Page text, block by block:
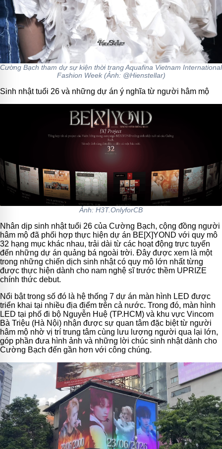
Cường Bạch tham dự sự kiện thời trang Aquafina Vietnam International
Fashion Week (Ảnh: @Hienstellar)
Sinh nhật tuổi 26 và những dự án ý nghĩa từ người hâm mộ
Ảnh: H3T.OnlyforCB
Nhân dịp sinh nhật tuổi 26 của Cường Bạch, cộng đồng người
hâm mộ đã phối hợp thực hiện dự án BE[X]YOND với quy mô
32 hạng mục khác nhau, trải dài từ các hoạt động trực tuyến
đến những dự án quảng bá ngoài trời. Đây được xem là một
trong những chiến dịch sinh nhật có quy mô lớn nhất từng
được thực hiện dành cho nam nghệ sĩ trước thềm UPRIZE
chính thức debut.
Nổi bật trong số đó là hệ thống 7 dự án màn hình LED được
triển khai tại nhiều địa điểm trên cả nước. Trong đó, màn hình
LED tại phố đi bộ Nguyễn Huệ (TP.HCM) và khu vực Vincom
Bà Triệu (Hà Nội) nhận được sự quan tâm đặc biệt từ người
hâm mộ nhờ vị trí trung tâm cùng lưu lượng người qua lại lớn,
góp phần đưa hình ảnh và những lời chúc sinh nhật dành cho
Cường Bạch đến gần hơn với công chúng.